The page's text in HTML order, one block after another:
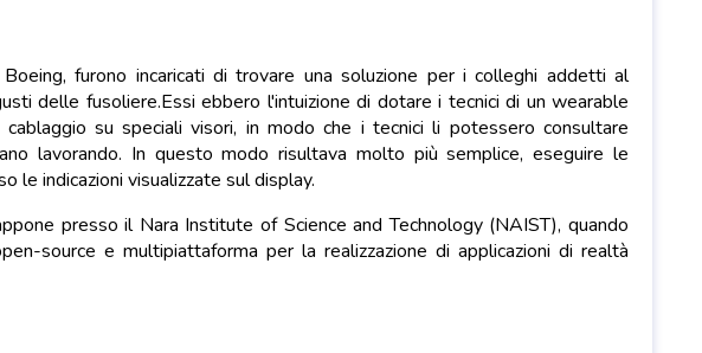
furono incaricati di trovare una soluzione per i colleghi addetti al
delle fusoliere.Essi ebbero l'intuizione di dotare i tecnici di un wearable
su speciali visori, in modo che i tecnici li potessero consultare
lavorando. In questo modo risultava molto più semplice, eseguire le
le indicazioni visualizzate sul display.
presso il Nara Institute of Science and Technology (NAIST), quando
source e multipiattaforma per la realizzazione di applicazioni di realtà